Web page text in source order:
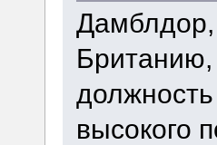
Дамблдор,
Британию,
высокого